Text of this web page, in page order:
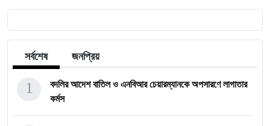
সর্বশেষ জনপ্রিয়
বদলির আদেশ বাতিল ও এনবিআর চেয়ারম্যানকে অপসারণে লাগাতার
কর্মস
1